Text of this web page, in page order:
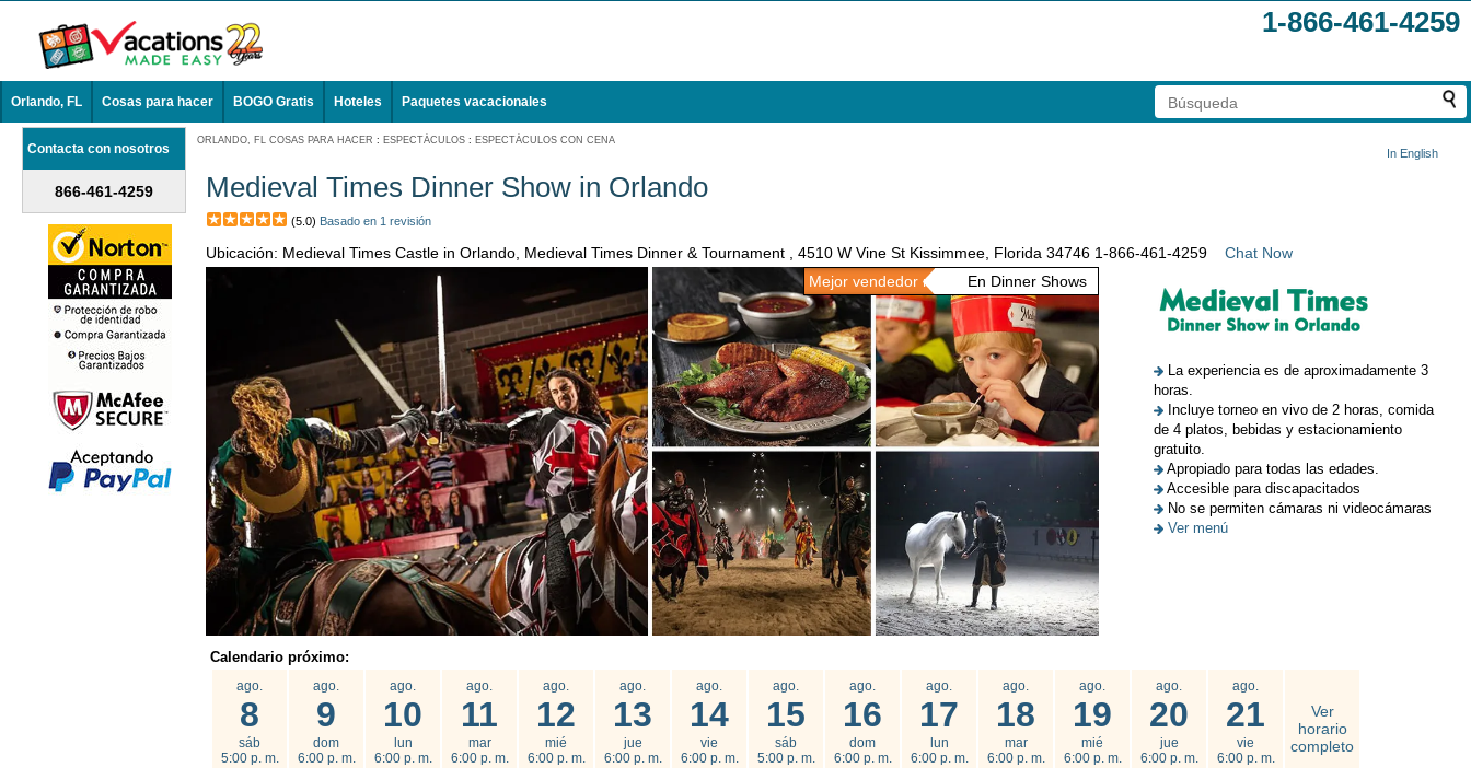
1-866-461-4259
Orlando, FL Cosas para hacer BOGO Gratis Hoteles Paquetes vacacionales
Contacta con nosotros
866-461-4259
ORLANDO, FL COSAS PARA HACER : ESPECTÁCULOS : ESPECTÁCULOS CON CENA
In English
Medieval Times Dinner Show in Orlando
(5.0) Basado en 1 revisión
Ubicación: Medieval Times Castle in Orlando, Medieval Times Dinner & Tournament , 4510 W Vine St Kissimmee, Florida 34746 1-866-461-4259 Chat Now
La experiencia es de aproximadamente 3
horas.
Incluye torneo en vivo de 2 horas, comida
de 4 platos, bebidas y estacionamiento
gratuito.
Apropiado para todas las edades.
Accesible para discapacitados
No se permiten cámaras ni videocámaras
Ver menú
Mejor vendedor n.º 2 En Dinner Shows
Calendario próximo:
ago.
8
sáb
5:00 p. m.
ago.
9
dom
6:00 p. m.
ago.
10
lun
6:00 p. m.
ago.
11
mar
6:00 p. m.
ago.
12
mié
6:00 p. m.
ago.
13
jue
6:00 p. m.
ago.
14
vie
6:00 p. m.
ago.
15
sáb
5:00 p. m.
ago.
16
dom
6:00 p. m.
ago.
17
lun
6:00 p. m.
ago.
18
mar
6:00 p. m.
ago.
19
mié
6:00 p. m.
ago.
20
jue
6:00 p. m.
ago.
21
vie
6:00 p. m.
Ver
horario
completo